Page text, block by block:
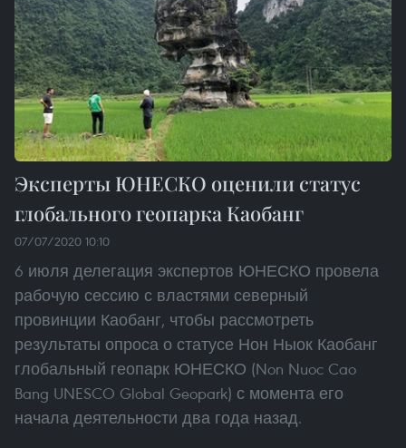
Эксперты ЮНЕСКО оценили статус
глобального геопарка Каобанг
07/07/2020 10:10
6 июля делегация экспертов ЮНЕСКО провела
рабочую сессию с властями северный
провинции Каобанг, чтобы рассмотреть
результаты опроса о статусе Нон Ныок Каобанг
глобальный геопарк ЮНЕСКО (Non Nuoc Cao
Bang UNESCO Global Geopark) с момента его
начала деятельности два года назад.